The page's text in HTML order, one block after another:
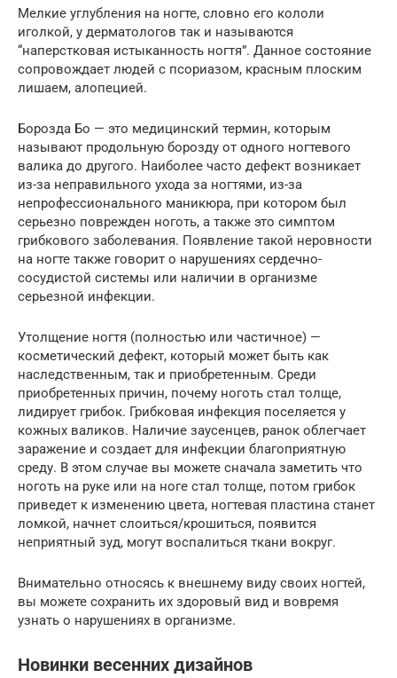
Мелкие углубления на ногте, словно его кололи
иголкой, у дерматологов так и называются
“наперстковая истыканность ногтя”. Данное состояние
сопровождает людей с псориазом, красным плоским
лишаем, алопецией.
Борозда Бо — это медицинский термин, которым
называют продольную борозду от одного ногтевого
валика до другого. Наиболее часто дефект возникает
из-за неправильного ухода за ногтями, из-за
непрофессионального маникюра, при котором был
серьезно поврежден ноготь, а также это симптом
грибкового заболевания. Появление такой неровности
на ногте также говорит о нарушениях сердечно-
сосудистой системы или наличии в организме
серьезной инфекции.
Утолщение ногтя (полностью или частичное) —
косметический дефект, который может быть как
наследственным, так и приобретенным. Среди
приобретенных причин, почему ноготь стал толще,
лидирует грибок. Грибковая инфекция поселяется у
кожных валиков. Наличие заусенцев, ранок облегчает
заражение и создает для инфекции благоприятную
среду. В этом случае вы можете сначала заметить что
ноготь на руке или на ноге стал толще, потом грибок
приведет к изменению цвета, ногтевая пластина станет
ломкой, начнет слоиться/крошиться, появится
неприятный зуд, могут воспалиться ткани вокруг.
Внимательно относясь к внешнему виду своих ногтей,
вы можете сохранить их здоровый вид и вовремя
узнать о нарушениях в организме.
Новинки весенних дизайнов